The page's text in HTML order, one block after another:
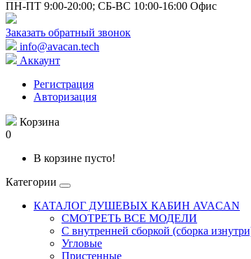
ПН-ПТ 9:00-20:00; СБ-ВС 10:00-16:00 Офис
Заказать обратный звонок
info@avacan.tech
Аккаунт
Регистрация
Авторизация
Корзина
0
В корзине пусто!
Категории
КАТАЛОГ ДУШЕВЫХ КАБИН AVACAN
СМОТРЕТЬ ВСЕ МОДЕЛИ
С внутренней сборкой (сборка
Угловые
Пристенные